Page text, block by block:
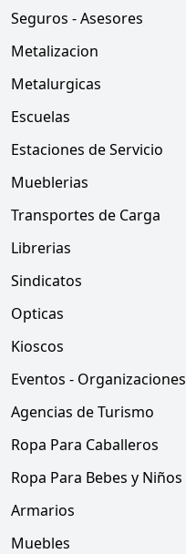
Seguros - Asesores
Metalizacion
Metalurgicas
Escuelas
Estaciones de Servicio
Mueblerias
Transportes de Carga
Librerias
Sindicatos
Opticas
Kioscos
Eventos - Organizaciones
Agencias de Turismo
Ropa Para Caballeros
Ropa Para Bebes y Niños
Armarios
Muebles